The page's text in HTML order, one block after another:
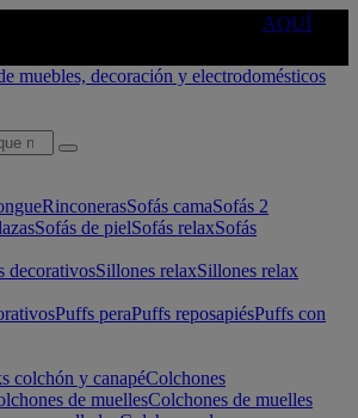
AQUÍ
RinconerasSofás camaSofás 2
Sofás de pielSofás relaxSofás
decorativosSillones relaxSillones relax
Puffs peraPuffs reposapiésPuffs con
colchón y canapéColchones
de muellesColchones de muelles